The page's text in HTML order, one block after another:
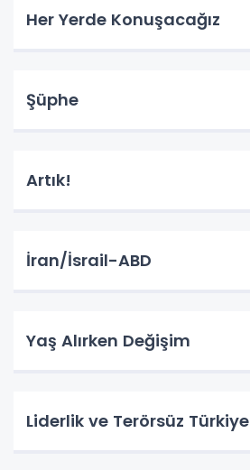
Her Yerde Konuşacağız
Şüphe
Artık!
İran/İsrail-ABD
Yaş Alırken Değişim
Liderlik ve Terörsüz Türkiye